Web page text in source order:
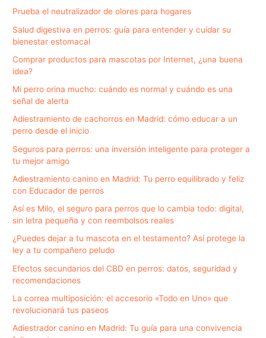
Prueba el neutralizador de olores para hogares
Salud digestiva en perros: guía para entender y cuidar su
bienestar estomacal
Comprar productos para mascotas por Internet, ¿una buena
idea?
Mi perro orina mucho: cuándo es normal y cuándo es una
señal de alerta
Adiestramiento de cachorros en Madrid: cómo educar a un
perro desde el inicio
Seguros para perros: una inversión inteligente para proteger a
tu mejor amigo
Adiestramiento canino en Madrid: Tu perro equilibrado y feliz
con Educador de perros
Así es Milo, el seguro para perros que lo cambia todo: digital,
sin letra pequeña y con reembolsos reales
¿Puedes dejar a tu mascota en el testamento? Así protege la
ley a tu compañero peludo
Efectos secundarios del CBD en perros: datos, seguridad y
recomendaciones
La correa multiposición: el accesorio «Todo en Uno» que
revolucionará tus paseos
Adiestrador canino en Madrid: Tu guía para una convivencia